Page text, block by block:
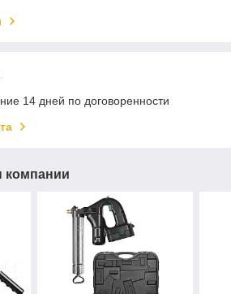
14 дней по договоренности
компании